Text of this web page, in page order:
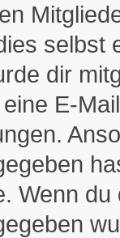
selbst
dir
E-
Wenn